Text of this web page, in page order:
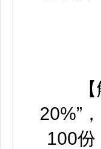
【解
20%”
100份